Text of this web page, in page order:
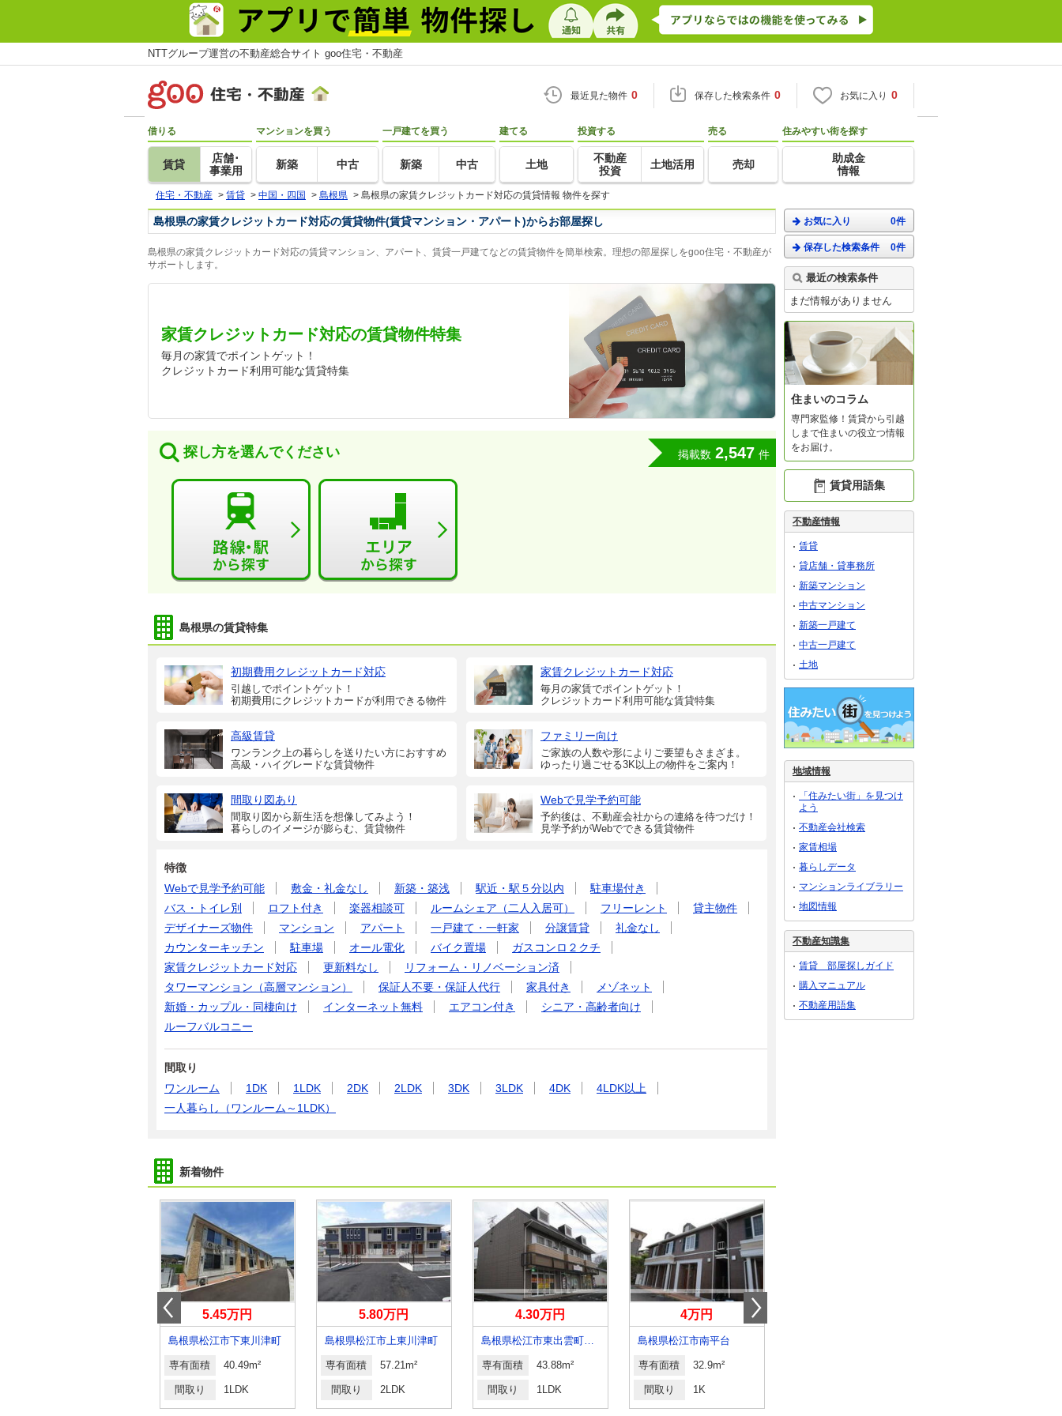
NTTグループ運営の不動産総合サイト goo住宅・不動産
最近見た物件 0 保存した検索条件 0 お気に入り 0
借りる
賃貸
店舗･
事業用
マンションを買う
新築 中古
一戸建てを買う
新築 中古
建てる
土地
投資する
不動産
投資
土地活用
売る
売却
住みやすい街を探す
助成金
情報
住宅・不動産 > 賃貸 > 中国・四国 > 島根県 > 島根県の家賃クレジットカード対応の賃貸情報 物件を探す
島根県の家賃クレジットカード対応の賃貸物件(賃貸マンション・アパート)からお部屋探し
島根県の家賃クレジットカード対応の賃貸マンション、アパート、賃貸一戸建てなどの賃貸物件を簡単検索。理想の部屋探しをgoo住宅・不動産が
サポートします。
家賃クレジットカード対応の賃貸物件特集
毎月の家賃でポイントゲット！
クレジットカード利用可能な賃貸特集
探し方を選んでください 掲載数 2,547 件
島根県の賃貸特集
初期費用クレジットカード対応
引越しでポイントゲット！
初期費用にクレジットカードが利用できる物件
家賃クレジットカード対応
毎月の家賃でポイントゲット！
クレジットカード利用可能な賃貸特集
高級賃貸
ワンランク上の暮らしを送りたい方におすすめ
高級・ハイグレードな賃貸物件
ファミリー向け
ご家族の人数や形によりご要望もさまざま。
ゆったり過ごせる3K以上の物件をご案内！
間取り図あり
間取り図から新生活を想像してみよう！
暮らしのイメージが膨らむ、賃貸物件
Webで見学予約可能
予約後は、不動産会社からの連絡を待つだけ！
見学予約がWebでできる賃貸物件
特徴
Webで見学予約可能
敷金・礼金なし 新築・築浅 駅近・駅５分以内
駐車場付き
バス・トイレ別
ロフト付き 楽器相談可 ルームシェア（二人入居可） フリーレント
貸主物件
デザイナーズ物件
マンション アパート 一戸建て・一軒家 分譲賃貸
礼金なし
カウンターキッチン
駐車場 オール電化 バイク置場
ガスコンロ２クチ
家賃クレジットカード対応
更新料なし
リフォーム・リノベーション済
タワーマンション（高層マンション）
保証人不要・保証人代行 家具付き
メゾネット
新婚・カップル・同棲向け
インターネット無料 エアコン付き
シニア・高齢者向け
ルーフバルコニー
間取り
ワンルーム
1DK 1LDK 2DK 2LDK 3DK 3LDK 4DK
4LDK以上
一人暮らし（ワンルーム～1LDK）
新着物件
5.45万円
島根県松江市下東川津町
専有面積 40.49m²
間取り 1LDK
5.80万円
島根県松江市上東川津町
専有面積 57.21m²
間取り 2LDK
4.30万円
島根県松江市東出雲町揖屋
専有面積 43.88m²
間取り 1LDK
4万円
島根県松江市南平台
専有面積 32.9m²
間取り 1K
お気に入り 0件
保存した検索条件 0件
最近の検索条件
まだ情報がありません
住まいのコラム
専門家監修！賃貸から引越
しまで住まいの役立つ情報
をお届け。
賃貸用語集
不動産情報
賃貸
貸店舗・貸事務所
新築マンション
中古マンション
新築一戸建て
中古一戸建て
土地
地域情報
「住みたい街」を見つけ
よう
不動産会社検索
家賃相場
暮らしデータ
マンションライブラリー
地図情報
不動産知識集
賃貸 部屋探しガイド
購入マニュアル
不動産用語集